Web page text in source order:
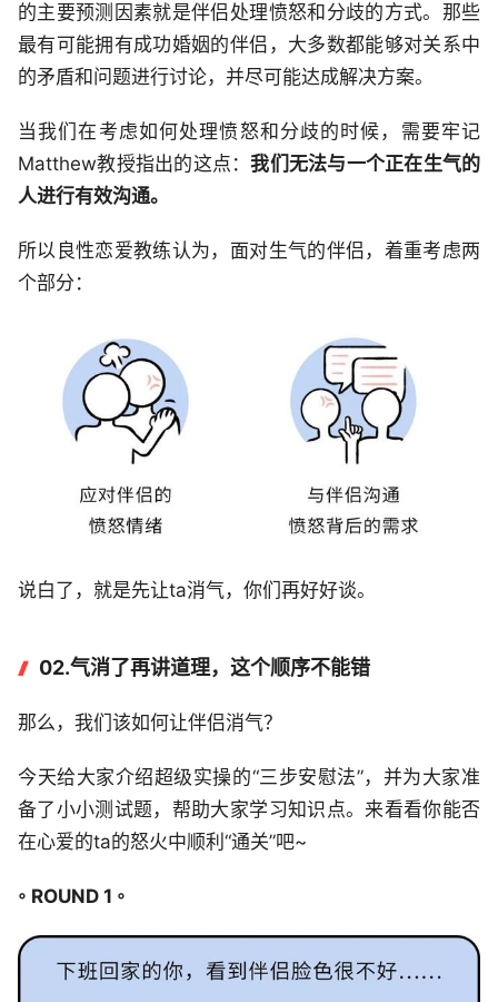
的主要预测因素就是伴侣处理愤怒和分歧的方式。那些
最有可能拥有成功婚姻的伴侣，大多数都能够对关系中
的矛盾和问题进行讨论，并尽可能达成解决方案。
当我们在考虑如何处理愤怒和分歧的时候，需要牢记
Matthew教授指出的这点：我们无法与一个正在生气的
人进行有效沟通。
所以良性恋爱教练认为，面对生气的伴侣，着重考虑两
个部分：
说白了，就是先让ta消气，你们再好好谈。
02.气消了再讲道理，这个顺序不能错
那么，我们该如何让伴侣消气？
今天给大家介绍超级实操的“三步安慰法”，并为大家准
备了小小测试题，帮助大家学习知识点。来看看你能否
在心爱的ta的怒火中顺利“通关”吧~
◦ ROUND 1 ◦